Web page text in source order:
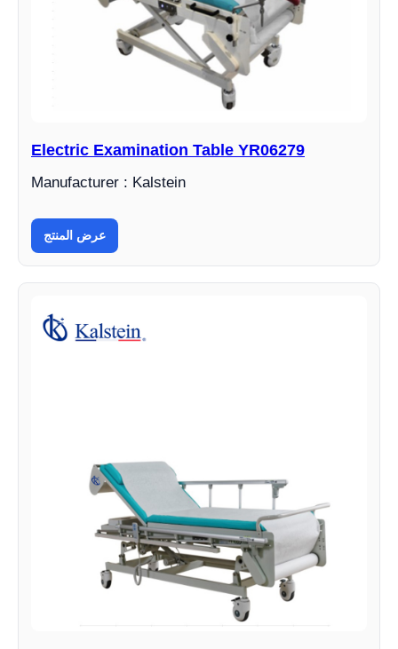
Electric Examination Table YR06279
Manufacturer : Kalstein
عرض المنتج